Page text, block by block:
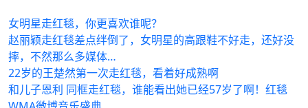
女明星走红毯，你更喜欢谁呢？
赵丽颖走红毯差点绊倒了，女明星的高跟鞋不好走，还好没
摔，不然那么多媒体…
22岁的王楚然第一次走红毯，看着好成熟啊
和儿子恩利 同框走红毯，谁能看出她已经57岁了啊！红毯